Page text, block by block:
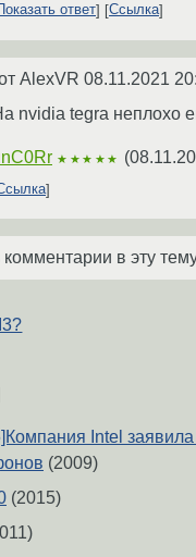
Показать ответ Ссылка
AlexVR 08.11.2021
nvidia tegra неплохо
★★★★★ (
в эту
Intel
(2009)
(2015)